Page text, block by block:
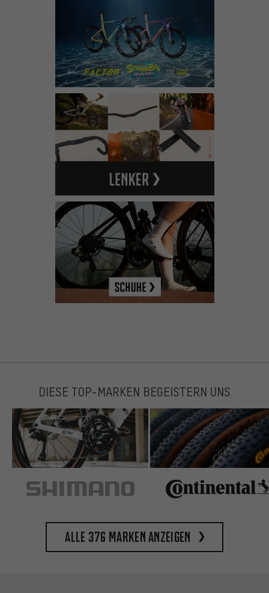
DIESE TOP-MARKEN BEGEISTERN UNS
Alle 376 Marken anzeigen